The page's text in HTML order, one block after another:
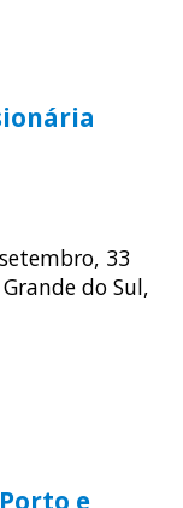
33
do Sul,
e